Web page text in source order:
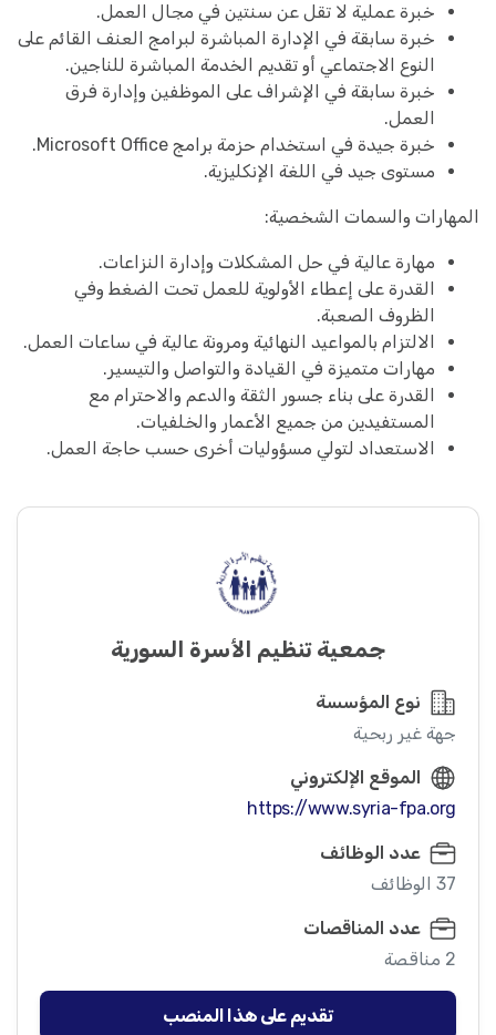
خبرة عملية لا تقل عن سنتين في مجال العمل.
خبرة سابقة في الإدارة المباشرة لبرامج العنف القائم على
النوع الاجتماعي أو تقديم الخدمة المباشرة للناجين.
خبرة سابقة في الإشراف على الموظفين وإدارة فرق
العمل.
خبرة جيدة في استخدام حزمة برامج Microsoft Office.
مستوى جيد في اللغة الإنكليزية.
المهارات والسمات الشخصية:
مهارة عالية في حل المشكلات وإدارة النزاعات.
القدرة على إعطاء الأولوية للعمل تحت الضغط وفي
الظروف الصعبة.
الالتزام بالمواعيد النهائية ومرونة عالية في ساعات العمل.
مهارات متميزة في القيادة والتواصل والتيسير.
القدرة على بناء جسور الثقة والدعم والاحترام مع
المستفيدين من جميع الأعمار والخلفيات.
الاستعداد لتولي مسؤوليات أخرى حسب حاجة العمل.
جمعية تنظيم الأسرة السورية
نوع المؤسسة
جهة غير ربحية
الموقع الإلكتروني
https://www.syria-fpa.org
عدد الوظائف
37 الوظائف
عدد المناقصات
2 مناقصة
تقديم على هذا المنصب